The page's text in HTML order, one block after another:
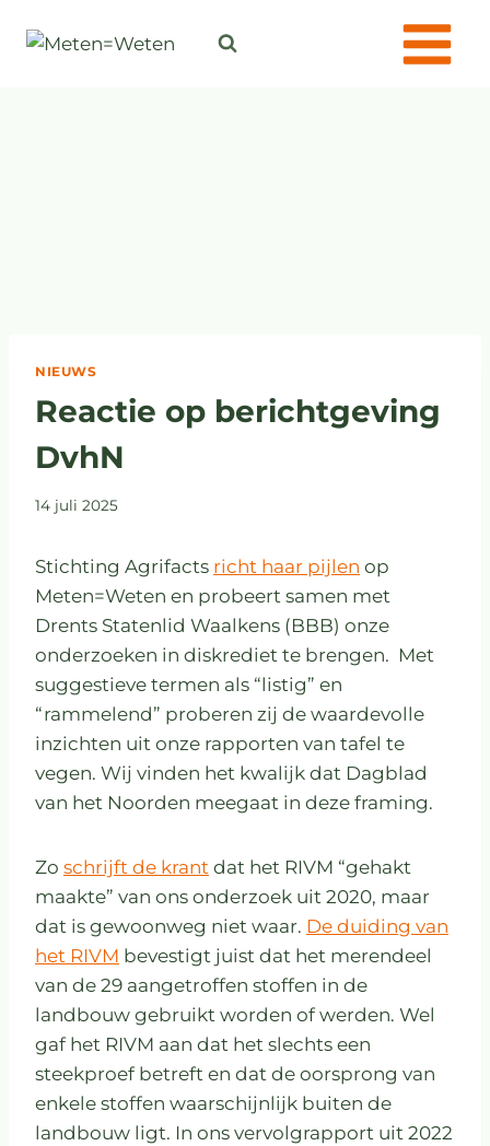
NIEUWS
Reactie op berichtgeving
DvhN
14 juli 2025
Stichting Agrifacts richt haar pijlen op
Meten=Weten en probeert samen met
Drents Statenlid Waalkens (BBB) onze
onderzoeken in diskrediet te brengen. Met
suggestieve termen als “listig” en
“rammelend” proberen zij de waardevolle
inzichten uit onze rapporten van tafel te
vegen. Wij vinden het kwalijk dat Dagblad
van het Noorden meegaat in deze framing.
Zo schrijft de krant dat het RIVM “gehakt
maakte” van ons onderzoek uit 2020, maar
dat is gewoonweg niet waar. De duiding van
het RIVM bevestigt juist dat het merendeel
van de 29 aangetroffen stoffen in de
landbouw gebruikt worden of werden. Wel
gaf het RIVM aan dat het slechts een
steekproef betreft en dat de oorsprong van
enkele stoffen waarschijnlijk buiten de
landbouw ligt. In ons vervolgrapport uit 2022